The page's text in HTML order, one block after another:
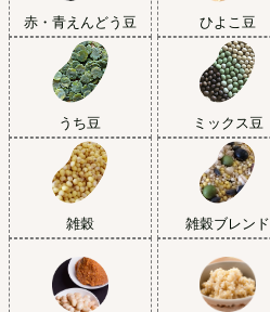
赤・青えんどう豆 ひよこ豆
うち豆 ミックス豆
雑穀 雑穀ブレンド